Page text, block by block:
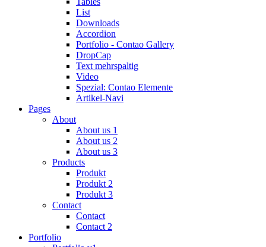
List
Downloads
Accordion
Portfolio - Contao Gallery
DropCap
Text mehrspaltig
Video
Spezial: Contao Elemente
Artikel-Navi
Pages
About
About us 1
About us 2
About us 3
Products
Produkt
Produkt 2
Produkt 3
Contact
Contact
Contact 2
Portfolio